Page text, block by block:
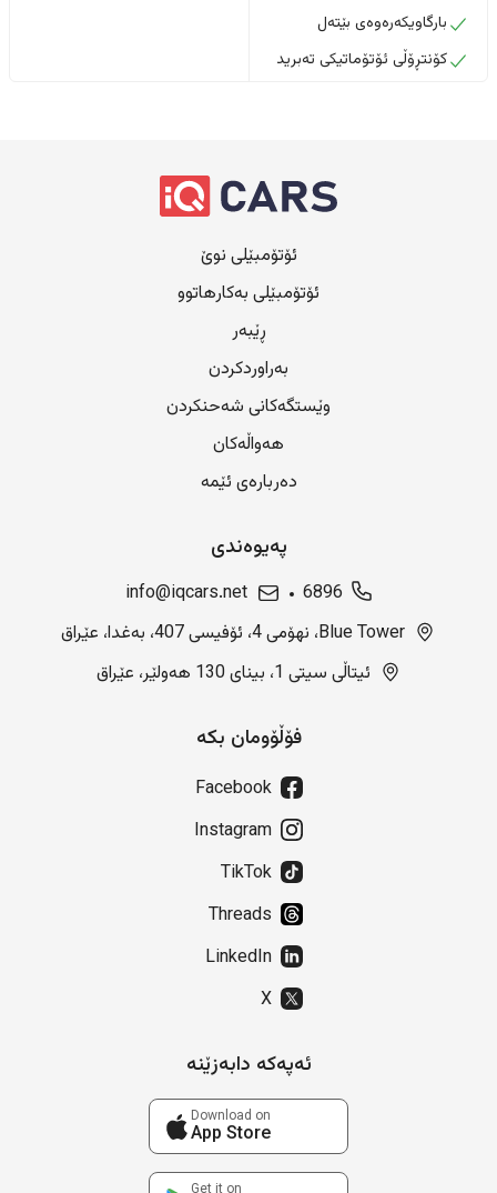
بارگاویکەرەوەی بێتەل
کۆنتڕۆڵی ئۆتۆماتیکی تەبرید
ئۆتۆمبێلی نوێ
ئۆتۆمبێلی بەکارهاتوو
ڕێبەر
بەراوردکردن
وێستگەکانی شەحنکردن
هەواڵەکان
دەربارەی ئێمە
پەیوەندی
6896
info@iqcars.net
Blue Tower، نهۆمی 4، ئۆفیسی 407، بەغدا، عێراق
ئیتاڵی سیتی 1، بینای 130 هەولێر، عێراق
فۆڵۆومان بکە
Facebook
Instagram
TikTok
Threads
LinkedIn
X
ئەپەکە دابەزێنە
Download on
App Store